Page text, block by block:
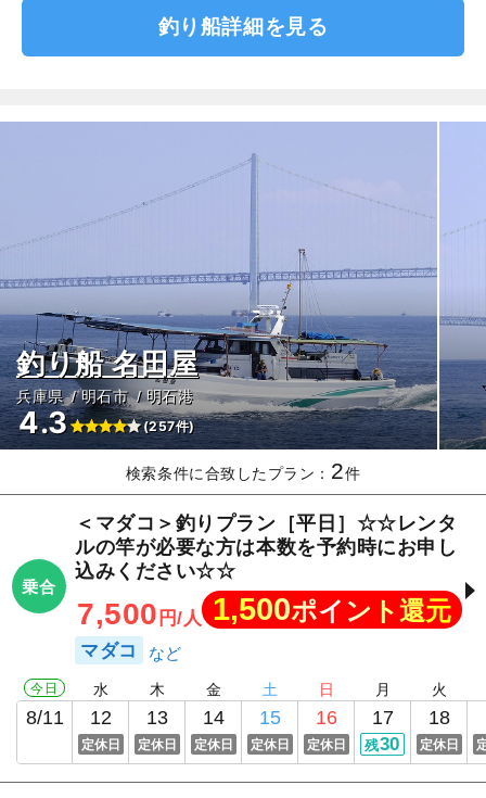
釣り船詳細を見る
釣り船 名田屋
兵庫県 明石市 明石港
4.3 (257件)
検索条件に合致したプラン： 2件
乗合
＜マダコ＞釣りプラン［平日］☆☆レンタ
ルの竿が必要な方は本数を予約時にお申し
込みください☆☆
7,500 円/人 1,500ポイント還元
マダコ
今日
8/11
水
12
定休日
木
13
定休日
金
14
定休日
土
15
定休日
日
16
定休日
月
17
残30
火
18
定休日